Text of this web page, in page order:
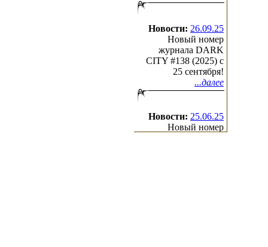
Новости: 26.09.25
Новый номер
журнала DARK
CITY #138 (2025) c
25 сентября!
...далее
Новости: 25.06.25
Новый номер